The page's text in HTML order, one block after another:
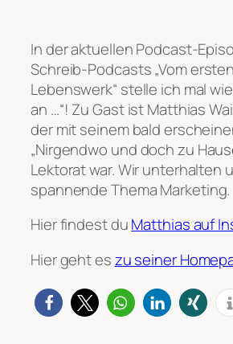
In der aktuellen Podcast-
Schreib-Podcasts „Vom
Lebenswerk“ stelle ich mal
an …“! Zu Gast ist Matthias
der mit seinem bald
„Nirgendwo und doch zu
Lektorat war. Wir unterhalten
spannende Thema Marketing.
Hier findest duMatthias auf
Hier geht eszu seiner